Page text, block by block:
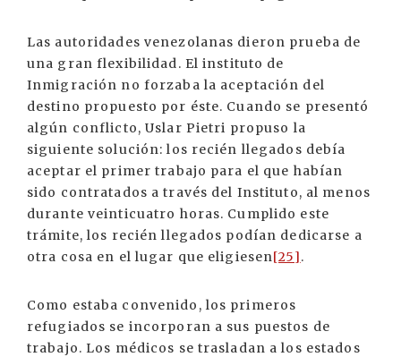
Las autoridades venezolanas dieron prueba de
una gran flexibilidad. El instituto de
Inmigración no forzaba la aceptación del
destino propuesto por éste. Cuando se presentó
algún conflicto, Uslar Pietri propuso la
siguiente solución: los recién llegados debía
aceptar el primer trabajo para el que habían
sido contratados a través del Instituto, al menos
durante veinticuatro horas. Cumplido este
trámite, los recién llegados podían dedicarse a
otra cosa en el lugar que eligiesen[25].
Como estaba convenido, los primeros
refugiados se incorporan a sus puestos de
trabajo. Los médicos se trasladan a los estados